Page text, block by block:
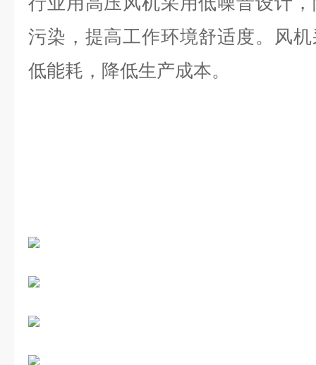
污染，提高工作环境舒适度。
风
低能耗，降低生产成本。